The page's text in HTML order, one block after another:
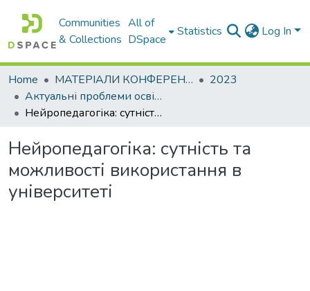
Communities
& Collections
All of
DSpace
Statistics Log In
Home МАТЕРІАЛИ КОНФЕРЕНЦІЙ
2023
Актуальні проблеми освітньо-виховного процесу та шляхи їх вирішення в умовах сучасних викликів
Нейропедагогіка: сутність та можливості використання в університеті
Нейропедагогіка: сутність та
можливості використання в
університеті